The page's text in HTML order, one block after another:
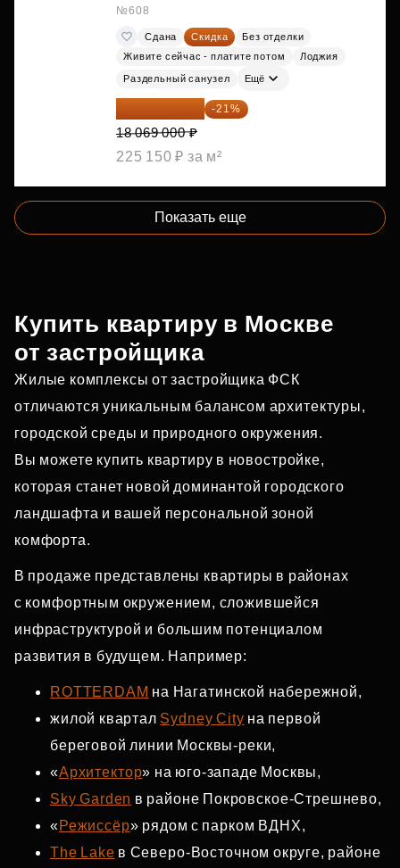
№608
Сдана Скидка
Без отделки
Живите сейчас - платите потом
Лоджия
Раздельный санузел Ещё
14 274 510 ₽ -21%
18 069 000 ₽
225 150 ₽ за м²
Показать еще
Купить квартиру в Москве
от застройщика
Жилые комплексы от застройщика ФСК
отличаются уникальным балансом архитектуры,
городской среды и природного окружения.
Вы можете купить квартиру в новостройке,
которая станет новой доминантой городского
ландшафта и вашей персональной зоной
комфорта.
В продаже представлены квартиры в районах
с комфортным окружением, сложившейся
инфраструктурой и большим потенциалом
развития в будущем. Например:
ROTTERDAM на Нагатинской набережной,
жилой квартал Sydney City на первой
береговой линии Москвы‑реки,
«Архитектор» на юго‑западе Москвы,
Sky Garden в районе Покровское‑Стрешнево,
«Режиссёр» рядом с парком ВДНХ,
The Lake в Северо‑Восточном округе, районе